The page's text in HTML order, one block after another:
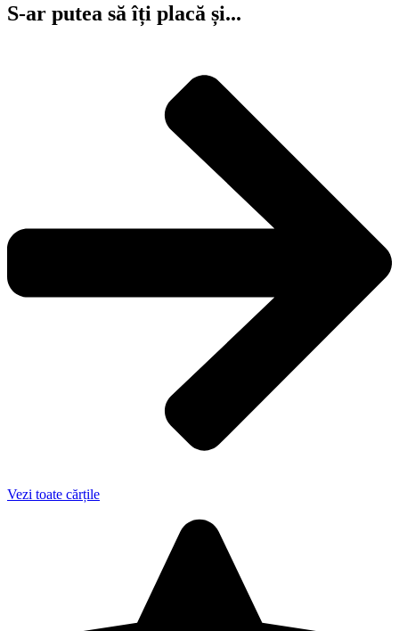
S-ar putea să îți placă și...
Vezi toate cărțile